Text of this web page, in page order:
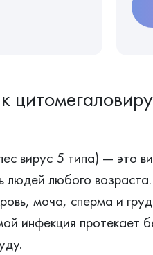
вирус 5 типа) — это
любого
моча, сперма и
инфекция протекает